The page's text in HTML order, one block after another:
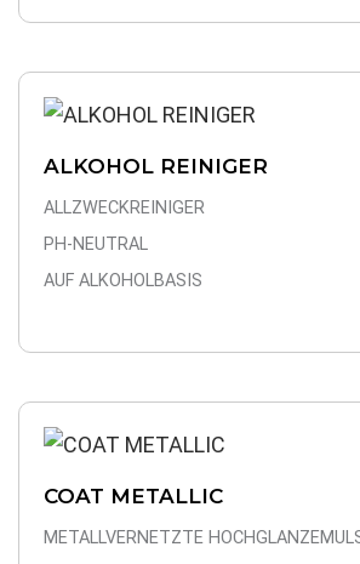
ALKOHOL REINIGER
ALLZWECKREINIGER
PH-NEUTRAL
AUF ALKOHOLBASIS
COAT METALLIC
METALLVERNETZTE